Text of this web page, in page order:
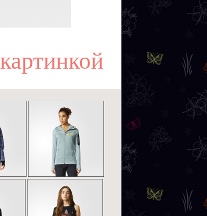
картинкой